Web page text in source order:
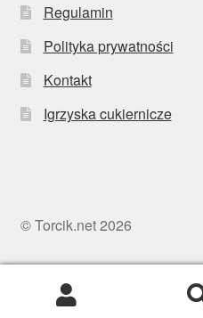
Regulamin
Polityka prywatności
Kontakt
Igrzyska cukiernicze
© Torcik.net 2026